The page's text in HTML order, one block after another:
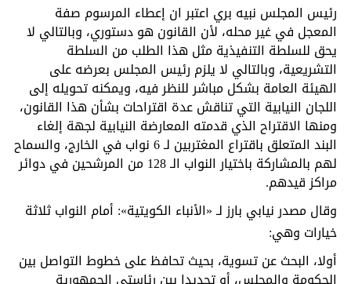
رئيس المجلس نبيه بري اعتبر ان إعطاء المرسوم صفة
المعجل في غير محله، لأن القانون هو دستوري، وبالتالي لا
يحق للسلطة التنفيذية مثل هذا الطلب من السلطة
التشريعية، وبالتالي لا يلزم رئيس المجلس بعرضه على
الهيئة العامة بشكل مباشر للنظر فيه، ويمكنه تحويله إلى
اللجان النيابية التي تناقش عدة اقتراحات بشأن هذا القانون،
ومنها الاقتراح الذي قدمته المعارضة النيابية لجهة إلغاء
البند المتعلق باقتراع المغتربين لـ 6 نواب في الخارج، والسماح
لهم بالمشاركة باختيار النواب الـ 128 من المرشحين في دوائر
مراكز قيدهم.
وقال مصدر نيابي بارز لـ «الأنباء الكويتية»: أمام النواب ثلاثة
خيارات وهي:
أولا، البحث عن تسوية، بحيث تحافظ على خطوط التواصل بين